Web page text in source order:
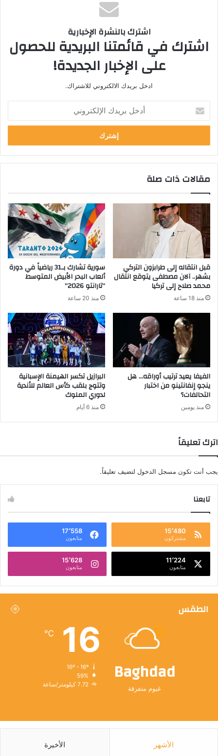
اشترك بالنشرة الإخبارية
اشترك في قائمتنا البريدية للحصول
على الإخبار الجديدة!
ادخل بريدك الالكتروني للاشتراك.
خ
ب
ر
د
ا
ل
إ
ل
ك
ت
ر
و
ن
ي
مقالات ذات صلة
قبل انتقاله إلى طرابزون التركي
بشهر.. آلان مصطفى يتوقع انتقال
محمد صلاح إلى تركيا
منذ 18 ساعة
سورية تشارك بـ31 رياضياً في دورة
ألعاب البحر الأبيض المتوسط
“تارانتو 2026”
منذ 20 ساعة
الفيفا يعيد ترتيب أوراقه… هل
ينجو إنفانتينو من اختبار
التحالفات؟
منذ يومين
البرازيل تكسر الهيمنة الإسبانية
وتتوج بلقب كأس العالم للأندية
لدوري الملوك
منذ 6 أيام
اترك تعليقاً
يجب أنت تكون مسجل الدخول لتضيف تعليقاً.
تابعنا
15٬480
مشتركون
17٬558
متابعون
11٬224
متابعون
15٬628
متابعون
الطقس
Baghdad
غيوم متفرقة
16
℃
59%
7.72 كيلومتر/ساعة
الأشهر الأخيرة